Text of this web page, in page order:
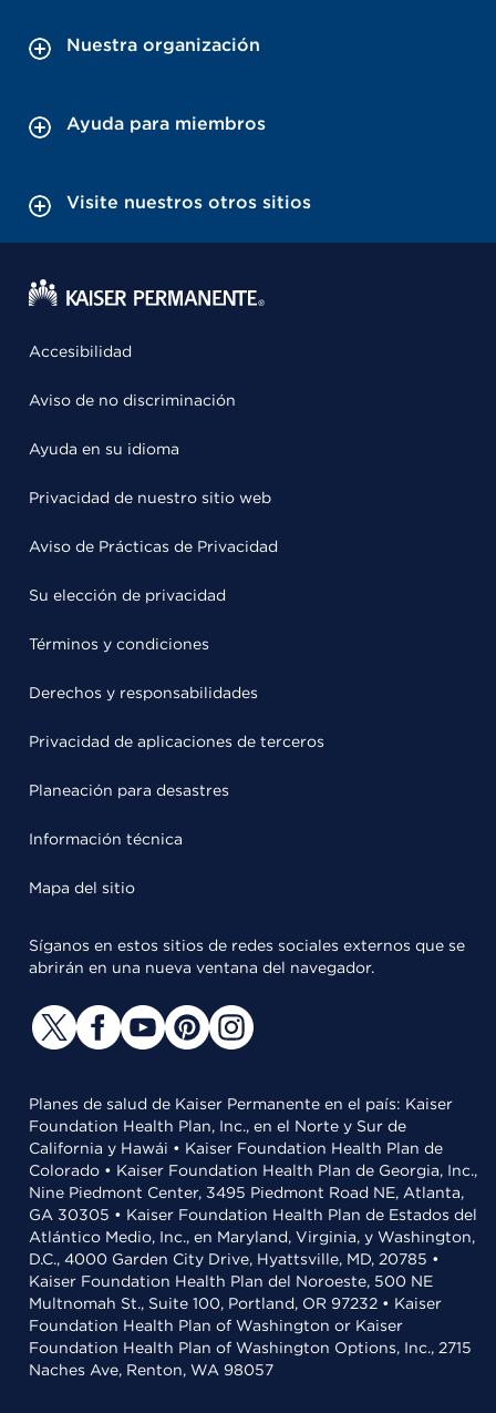
Nuestra organización
Ayuda para miembros
Visite nuestros otros sitios
Accesibilidad
Aviso de no discriminación
Ayuda en su idioma
Privacidad de nuestro sitio web
Aviso de Prácticas de Privacidad
Su elección de privacidad
Términos y condiciones
Derechos y responsabilidades
Privacidad de aplicaciones de terceros
Planeación para desastres
Información técnica
Mapa del sitio
Síganos en estos sitios de redes sociales externos que se
abrirán en una nueva ventana del navegador.
Planes de salud de Kaiser Permanente en el país: Kaiser
Foundation Health Plan, Inc., en el Norte y Sur de
California y Hawái • Kaiser Foundation Health Plan de
Colorado • Kaiser Foundation Health Plan de Georgia, Inc.,
Nine Piedmont Center, 3495 Piedmont Road NE, Atlanta,
GA 30305 • Kaiser Foundation Health Plan de Estados del
Atlántico Medio, Inc., en Maryland, Virginia, y Washington,
D.C., 4000 Garden City Drive, Hyattsville, MD, 20785 •
Kaiser Foundation Health Plan del Noroeste, 500 NE
Multnomah St., Suite 100, Portland, OR 97232 • Kaiser
Foundation Health Plan of Washington or Kaiser
Foundation Health Plan of Washington Options, Inc., 2715
Naches Ave, Renton, WA 98057